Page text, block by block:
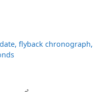
flyback chronograph,